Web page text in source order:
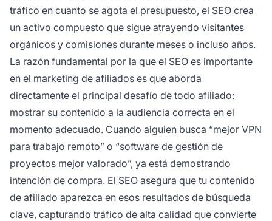
tráfico en cuanto se agota el presupuesto, el SEO crea
un activo compuesto que sigue atrayendo visitantes
orgánicos y comisiones durante meses o incluso años.
La razón fundamental por la que el SEO es importante
en el marketing de afiliados es que aborda
directamente el principal desafío de todo afiliado:
mostrar su contenido a la audiencia correcta en el
momento adecuado. Cuando alguien busca “mejor VPN
para trabajo remoto” o “software de gestión de
proyectos mejor valorado”, ya está demostrando
intención de compra. El SEO asegura que tu contenido
de afiliado aparezca en esos resultados de búsqueda
clave, capturando tráfico de alta calidad que convierte